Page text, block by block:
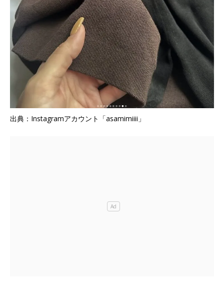
出典：Instagramアカウント「asamimiiii」